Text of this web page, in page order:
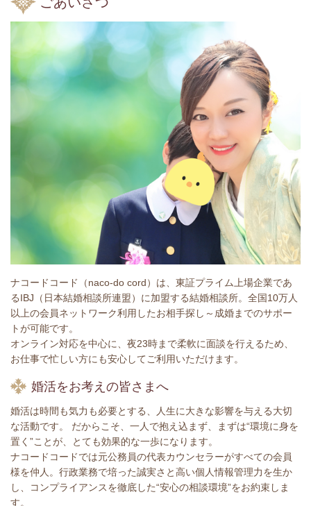
ナコードコード（naco-do cord）は、東証プライム上場企業であ
るIBJ（日本結婚相談所連盟）に加盟する結婚相談所。全国10万人
以上の会員ネットワーク利用したお相手探し～成婚までのサポー
トが可能です。
オンライン対応を中心に、夜23時まで柔軟に面談を行えるため、
お仕事で忙しい方にも安心してご利用いただけます。
婚活をお考えの皆さまへ
婚活は時間も気力も必要とする、人生に大きな影響を与える大切
な活動です。 だからこそ、一人で抱え込まず、まずは“環境に身を
置く”ことが、とても効果的な一歩になります。
ナコードコードでは元公務員の代表カウンセラーがすべての会員
様を仲人。行政業務で培った誠実さと高い個人情報管理力を生か
し、コンプライアンスを徹底した“安心の相談環境”をお約束しま
す。